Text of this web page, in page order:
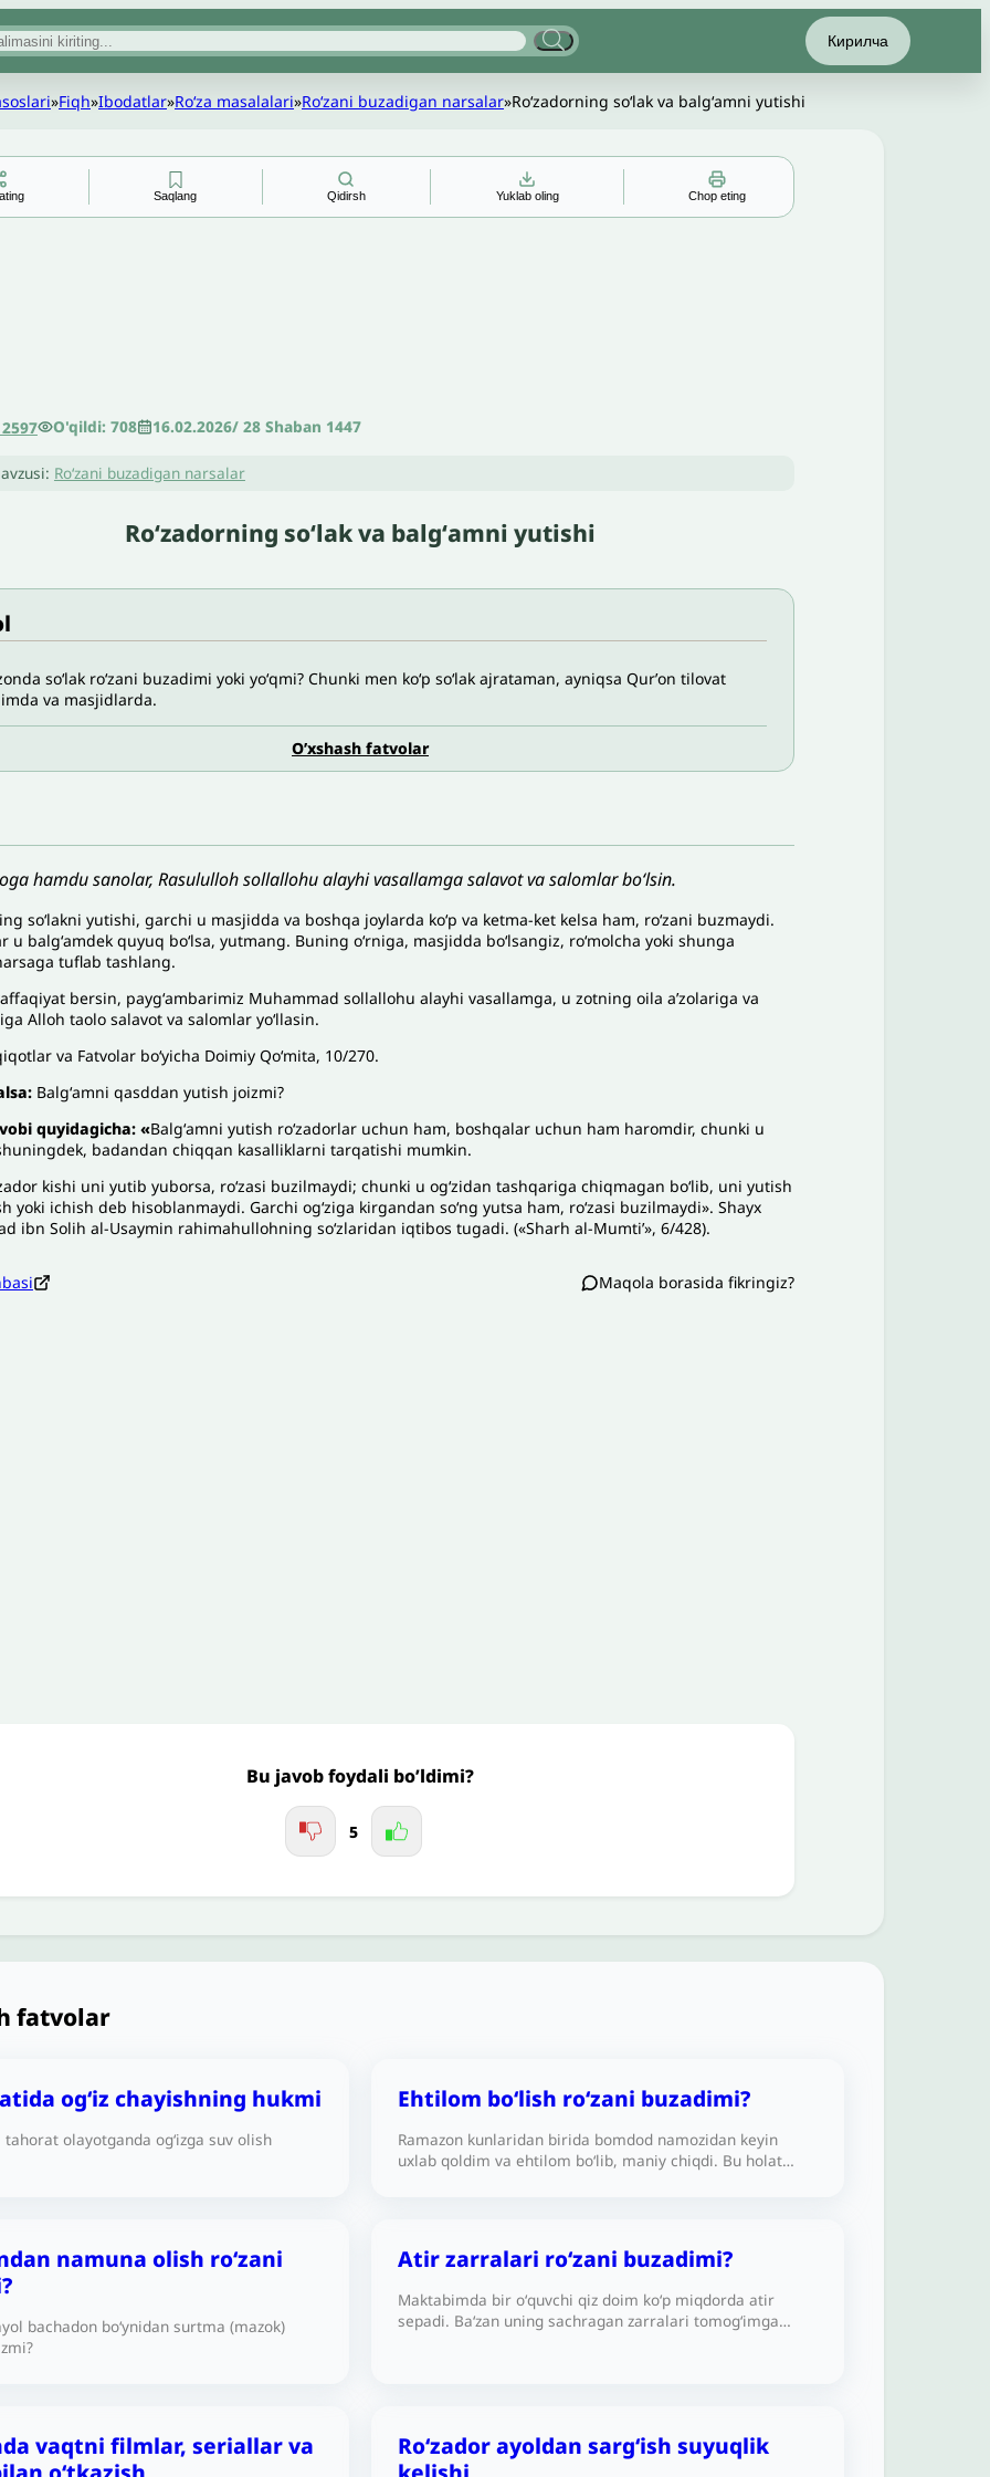
Кирилча
»Fiqh»Ibodatlar»Roʻza masalalari»Roʻzani buzadigan narsalar»Roʻzadorning soʻlak va balgʻamni yutishi
Saqlang Qidirsh Yuklab oling Chop eting
O'qildi: 708 16.02.2026/ 28 Shaban 1447
Roʻzani buzadigan narsalar
Roʻzadorning soʻlak va balgʻamni yutishi
soʻlak roʻzani buzadimi yoki yoʻqmi? Chunki men koʻp soʻlak ajrataman, ayniqsa Qurʼon tilovat
va masjidlarda.
O’xshash fatvolar
hamdu sanolar, Rasululloh sollallohu alayhi vasallamga salavot va salomlar bo‘lsin.
soʻlakni yutishi, garchi u masjidda va boshqa joylarda koʻp va ketma-ket kelsa ham, roʻzani buzmaydi.
u balgʻamdek quyuq boʻlsa, yutmang. Buning oʻrniga, masjidda boʻlsangiz, roʻmolcha yoki shunga
tuflab tashlang.
bersin, paygʻambarimiz Muhammad sollallohu alayhi vasallamga, u zotning oila aʼzolariga va
Alloh taolo salavot va salomlar yoʻllasin.
va Fatvolar boʻyicha Doimiy Qoʻmita, 10/270.
Balgʻamni qasddan yutish joizmi?
quyidagicha: «Balgʻamni yutish roʻzadorlar uchun ham, boshqalar uchun ham haromdir, chunki u
badandan chiqqan kasalliklarni tarqatishi mumkin.
kishi uni yutib yuborsa, roʻzasi buzilmaydi; chunki u ogʻzidan tashqariga chiqmagan boʻlib, uni yutish
yoki ichish deb hisoblanmaydi. Garchi ogʻziga kirgandan soʻng yutsa ham, roʻzasi buzilmaydi». Shayx
ibn Solih al-Usaymin rahimahullohning soʻzlaridan iqtibos tugadi. («Sharh al-Mumtiʼ», 6/428).
Maqola borasida fikringiz?
Bu javob foydali bo’ldimi?
5
fatvolar
og‘iz chayishning hukmi
tahorat olayotganda og‘izga suv olish
Ehtilom bo‘lish ro‘zani buzadimi?
Ramazon kunlaridan birida bomdod namozidan keyin
uxlab qoldim va ehtilom bo‘lib, maniy chiqdi. Bu holat
qilingan-ku (unda qanday qilib ehtilom bo‘ldim)?
namuna olish ro‘zani
bachadon bo‘ynidan surtma (mazok)
Atir zarralari ro‘zani buzadimi?
Maktabimda bir oʻquvchi qiz doim ko‘p miqdorda atir
sepadi. Baʻzan uning sachragan zarralari tomog‘imga
vaqtni filmlar, seriallar va
Roʻzador ayoldan sargʻish suyuqlik